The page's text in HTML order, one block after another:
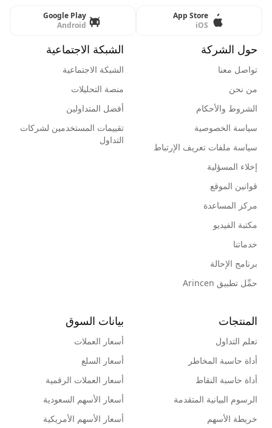
App Store
iOS
Google Play
Android
حول الشركة
تواصل معنا
من نحن
الشروط والأحكام
سياسة الخصوصية
سياسة ملفات تعريف الإرتباط
إخلاء المسؤلية
قوانين الموقع
مركز المساعدة
مكتبة الفيديو
خدماتنا
برنامج الإحالة
حمِّل تطبيق Arincen
الشبكة الاجتماعية
الشبكة الاجتماعية
منصة التحليلات
أفضل المتداولين
تقييمات المستخدمين لشركات
التداول
المنتجات
تعلم التداول
أداة حاسبة المخاطر
أداة حاسبة النقاط
الرسوم البيانية المتقدمة
خريطة الأسهم
بيانات السوق
أسعار العملات
أسعار السلع
أسعار العملات الرقمية
أسعار الأسهم السعودية
أسعار الأسهم الأمريكية